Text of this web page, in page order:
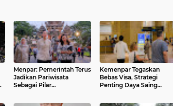
Menpar: Pemerintah Terus
Jadikan Pariwisata
Sebagai Pilar
Kemenpar Tegaskan
Bebas Visa, Strategi
Penting Daya Saing